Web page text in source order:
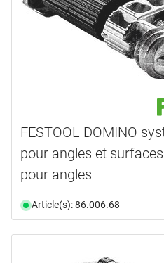
FESTOOL DOMINO
pour angles et
pour angles
Article(s): 86.006.68